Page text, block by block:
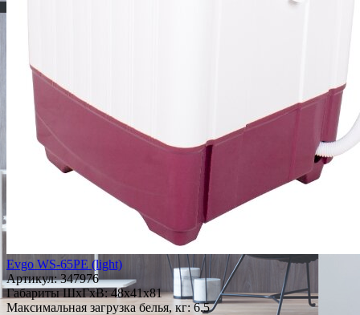
Evgo WS-65PE (light)
Артикул:347976
Габариты ШxГxВ: 48x41x81
Максимальная загрузка белья, кг: 6.5